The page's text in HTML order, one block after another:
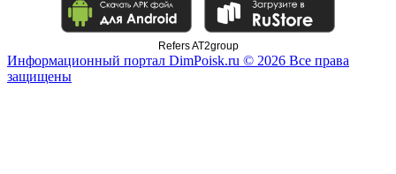
Refers AT2group
Информационный портал DimPoisk.ru © 2026 Все права
защищены